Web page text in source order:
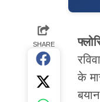
SHARE
के